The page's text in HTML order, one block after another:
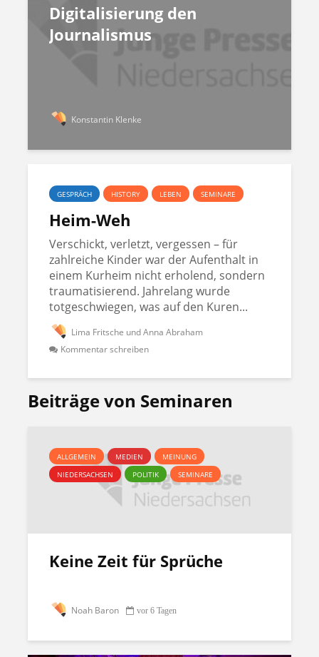
Digitalisierung den
Journalismus
Konstantin Klenke
GESPRÄCH HISTORY LEBEN SEMINARE
Heim-Weh
Verschickt, verletzt, vergessen – für
zahlreiche Kinder war der Aufenthalt in
einem Kurheim nicht erholend, sondern
traumatisierend. Jahrelang wurde
totgeschwiegen, was auf den Kuren...
Lima Fritsche und Anna Abraham
Kommentar schreiben
Beiträge von Seminaren
ALLGEMEIN MEDIEN
MEINUNG
NIEDERSACHSEN
POLITIK SEMINARE
Keine Zeit für Sprüche
Noah Baron vor 6 Tagen